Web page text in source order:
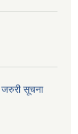
जरुरी सूचना